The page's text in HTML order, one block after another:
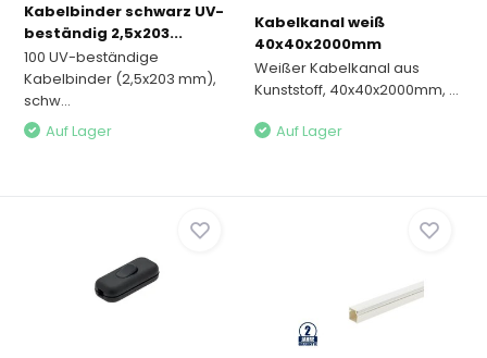
Kabelbinder schwarz UV-
beständig 2,5x203...
100 UV-beständige
Kabelbinder (2,5x203 mm),
schw...
Auf Lager
Kabelkanal weiß
40x40x2000mm
Weißer Kabelkanal aus
Kunststoff, 40x40x2000mm, ...
Auf Lager